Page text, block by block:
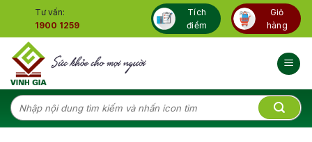
content
Tư vấn:
1900 1259
Tích
điểm
Giỏ
hàng
Tìm
kiếm: